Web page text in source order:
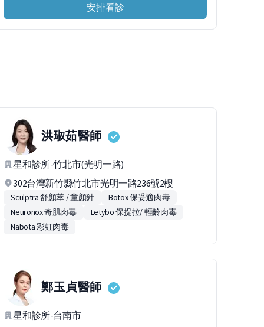
安排看診
洪琡茹醫師
星和診所-竹北市(光明一路)
302台灣新竹縣竹北市光明一路236號2樓
Sculptra 舒顏萃 / 童顏針
Botox 保妥適肉毒
Neuronox 奇肌肉毒
Letybo 保提拉/ 輕齡肉毒
Nabota 彩虹肉毒
鄭玉貞醫師
星和診所-台南市